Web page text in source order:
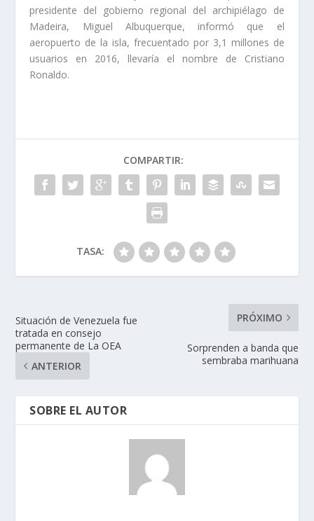
presidente del gobierno regional del archipiélago de
Madeira, Miguel Albuquerque, informó que el
aeropuerto de la isla, frecuentado por 3,1 millones de
usuarios en 2016, llevaría el nombre de Cristiano
Ronaldo.
COMPARTIR:
TASA:
Situación de Venezuela fue
tratada en consejo
permanente de La OEA
ANTERIOR
PRÓXIMO
Sorprenden a banda que
sembraba marihuana
SOBRE EL AUTOR